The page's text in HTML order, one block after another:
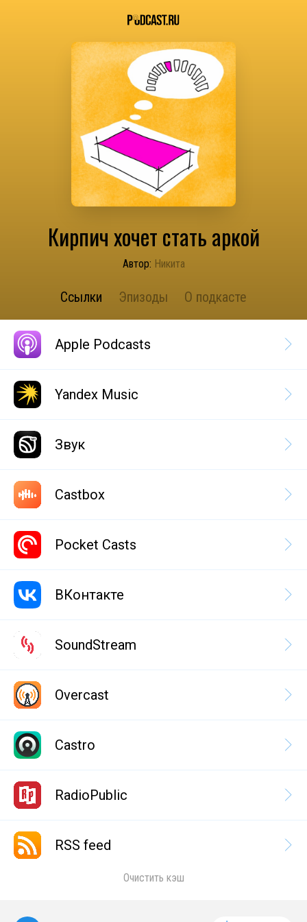
Кирпич хочет стать аркой
Автор: Никита
Ссылки Эпизоды О подкасте
Apple Podcasts
Yandex Music
Звук
Castbox
Pocket Casts
ВКонтакте
SoundStream
Overcast
Castro
RadioPublic
RSS feed
Очистить кэш